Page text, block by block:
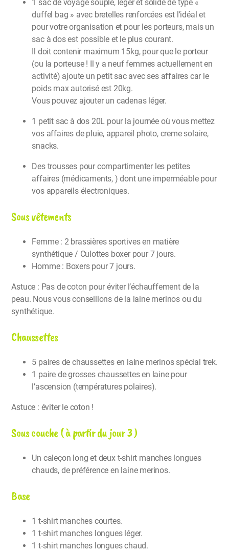
1 sac de voyage souple, léger et solide de type «
duffel bag » avec bretelles renforcées est l’idéal et
pour votre organisation et pour les porteurs, mais un
sac à dos est possible et le plus courant.
Il doit contenir maximum 15kg, pour que le porteur
(ou la porteuse ! Il y a neuf femmes actuellement en
activité) ajoute un petit sac avec ses affaires car le
poids max autorisé est 20kg.
Vous pouvez ajouter un cadenas léger.
1 petit sac à dos 20L pour la journée où vous mettez
vos affaires de pluie, appareil photo, creme solaire,
snacks.
Des trousses pour compartimenter les petites
affaires (médicaments, ) dont une imperméable pour
vos appareils électroniques.
Sous vêtements
Femme : 2 brassières sportives en matière
synthétique / Culottes boxer pour 7 jours.
Homme : Boxers pour 7 jours.
Astuce : Pas de coton pour éviter l’échauffement de la
peau. Nous vous conseillons de la laine merinos ou du
synthétique.
Chaussettes
5 paires de chaussettes en laine merinos spécial trek.
1 paire de grosses chaussettes en laine pour
l’ascension (températures polaires).
Astuce : éviter le coton !
Sous couche ( à partir du jour 3 )
Un caleçon long et deux t-shirt manches longues
chauds, de préférence en laine merinos.
Base
1 t-shirt manches courtes.
1 t-shirt manches longues léger.
1 t-shirt manches longues chaud.